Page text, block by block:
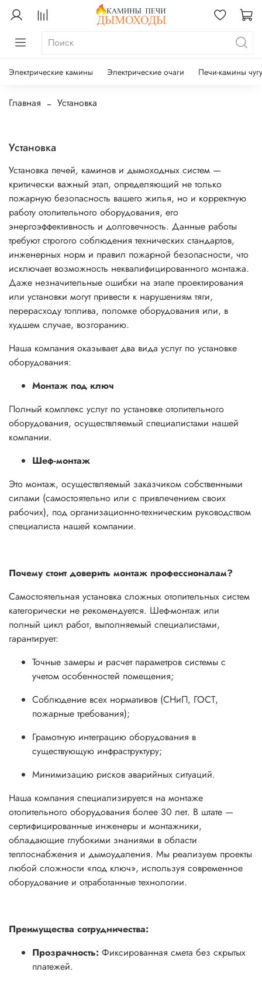
Электрические камины Электрические очаги Печи-камины
Главная Установка
Установка
Установка печей, каминов и дымоходных систем —
критически важный этап, определяющий не только
пожарную безопасность вашего жилья, но и корректную
работу отопительного оборудования, его
энергоэффективность и долговечность. Данные работы
требуют строгого соблюдения технических стандартов,
инженерных норм и правил пожарной безопасности, что
исключает возможность неквалифицированного монтажа.
Даже незначительные ошибки на этапе проектирования
или установки могут привести к нарушениям тяги,
перерасходу топлива, поломке оборудования или, в
худшем случае, возгоранию.
Наша компания оказывает два вида услуг по установке
оборудования:
Монтаж под ключ
Полный комплекс услуг по установке отопительного
оборудования, осуществляемый специалистами нашей
компании.
Шеф-монтаж
Это монтаж, осуществляемый заказчиком собственными
силами (самостоятельно или с привлечением своих
рабочих), под организационно-техническим руководством
специалиста нашей компании.
Почему стоит доверить монтаж профессионалам?
Самостоятельная установка сложных отопительных систем
категорически не рекомендуется. Шеф-монтаж или
полный цикл работ, выполняемый специалистами,
гарантирует:
Точные замеры и расчет параметров системы с
учетом особенностей помещения;
Соблюдение всех нормативов (СНиП, ГОСТ,
пожарные требования);
Грамотную интеграцию оборудования в
существующую инфраструктуру;
Минимизацию рисков аварийных ситуаций.
Наша компания специализируется на монтаже
отопительного оборудования более 30 лет. В штате —
сертифицированные инженеры и монтажники,
обладающие глубокими знаниями в области
теплоснабжения и дымоудаления. Мы реализуем проекты
любой сложности «под ключ», используя современное
оборудование и отработанные технологии.
Преимущества сотрудничества:
Прозрачность: Фиксированная смета без скрытых
платежей.